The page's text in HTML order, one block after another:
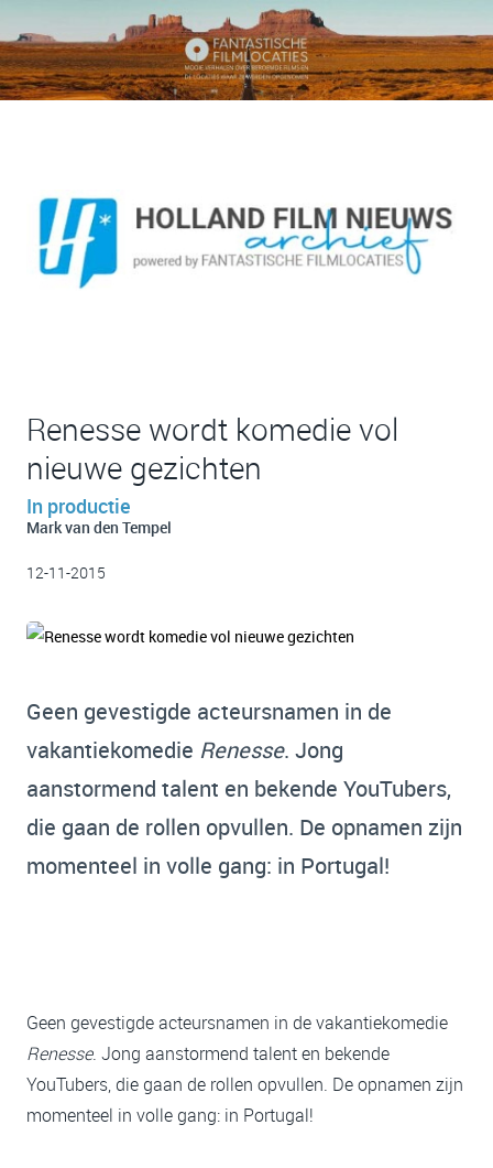
Renesse wordt komedie vol
nieuwe gezichten
In productie
Mark van den Tempel
12-11-2015
Geen gevestigde acteursnamen in de
vakantiekomedie Renesse. Jong
aanstormend talent en bekende YouTubers,
die gaan de rollen opvullen. De opnamen zijn
momenteel in volle gang: in Portugal!
Geen gevestigde acteursnamen in de vakantiekomedie
Renesse. Jong aanstormend talent en bekende
YouTubers, die gaan de rollen opvullen. De opnamen zijn
momenteel in volle gang: in Portugal!